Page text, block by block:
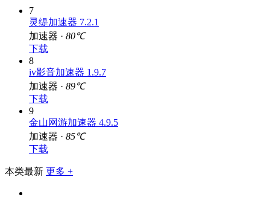
7
灵缇加速器 7.2.1
加速器 ·
80℃
下载
8
iv影音加速器 1.9.7
加速器 ·
下载
9
金山网游加速器 4.9.5
加速器 ·